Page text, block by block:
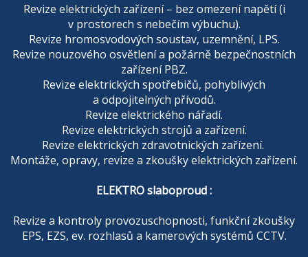
Revize elektrických zařízení – bez omezení napětí (i
v prostorech s nebečím výbuchu).
Revize hromosvodových soustav, uzemnění, LPS.
Revize nouzového osvětlení a požárně bezpečnostních
zařízení PBZ.
Revize elektrických spotřebičů, pohyblivých
a odpojitelných přívodů.
Revize elektrického nářadí.
Revize elektrických strojů a zařízení.
Revize elektrických zdravotnických zařízení.
Montáže, opravy, revize a zkoušky elektrických zařízení.
ELEKTRO slaboproud :
Revize a kontroly provozuschopnosti, funkční zkoušky
EPS, EZS, ev. rozhlasů a kamerových systémů CCTV.